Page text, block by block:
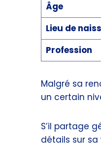
Âge
Lieu de
Profession
Malgré sa
un certain
S’il partage
détails sur